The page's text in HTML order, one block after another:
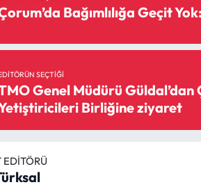
Bağımlılığa Geçit
SEÇTIĞI
Genel Müdürü Güldal’dan
Birliğine ziyaret
EDITÖRÜ